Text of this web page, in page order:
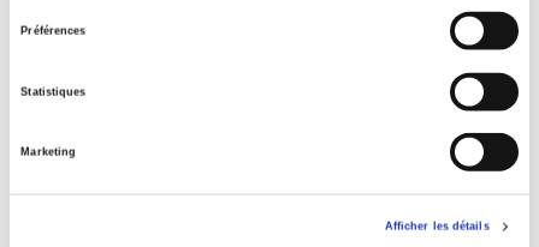
Préférences
Statistiques
Marketing
Afficher les détails
Marie-Christine Bordeaux
Christine Détrez
Coéditions
Language